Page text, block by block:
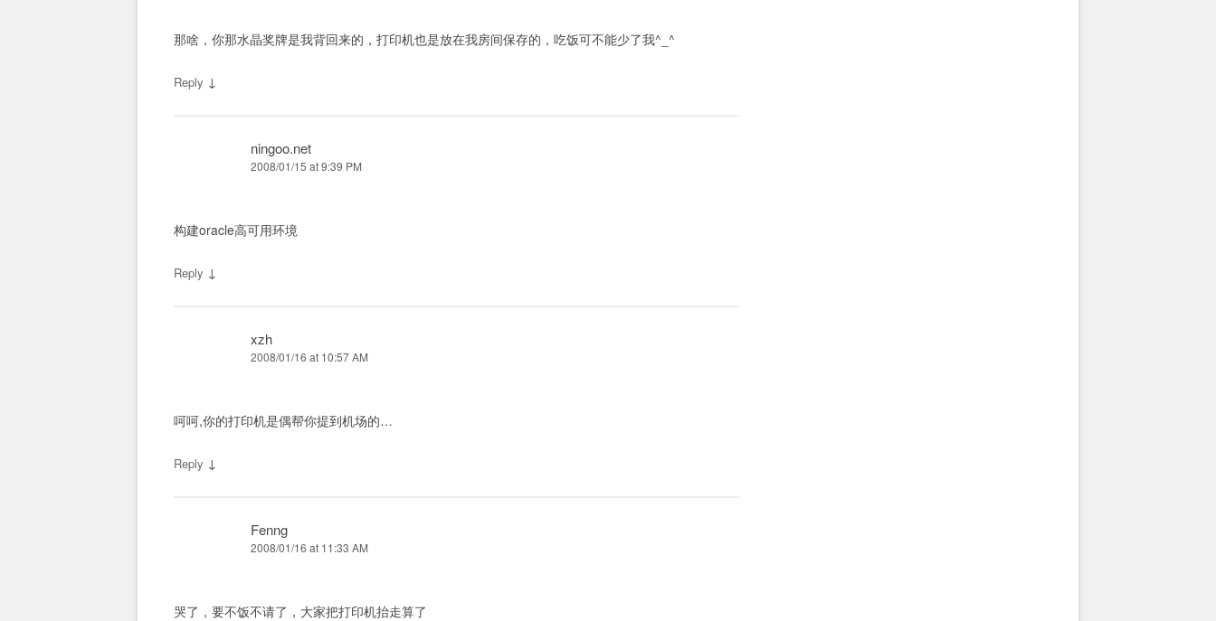
那啥，你那水晶奖牌是我背回来的，打印机也是放在我房间保存的，吃饭可不能少了我^_^
Reply ↓
ningoo.net
2008/01/15 at 9:39 PM
构建oracle高可用环境
Reply ↓
xzh
2008/01/16 at 10:57 AM
呵呵,你的打印机是偶帮你提到机场的…
Reply ↓
Fenng
2008/01/16 at 11:33 AM
哭了，要不饭不请了，大家把打印机抬走算了